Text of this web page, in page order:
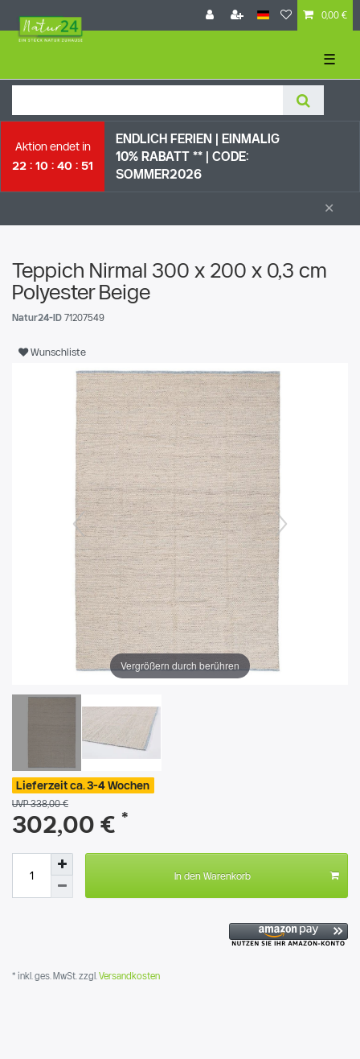
0,00 €
☰
Aktion endet in
22
10 40 50
ENDLICH FERIEN | EINMALIG
10% RABATT ** |CODE:
SOMMER2026
×
Teppich Nirmal 300 x 200 x 0,3 cm
Polyester Beige
Natur24-ID 71207549
Wunschliste
Vergrößern durch berühren
Lieferzeit ca. 3-4 Wochen
UVP 338,00 €
302,00 € *
In den Warenkorb
* inkl. ges. MwSt. zzgl. Versandkosten